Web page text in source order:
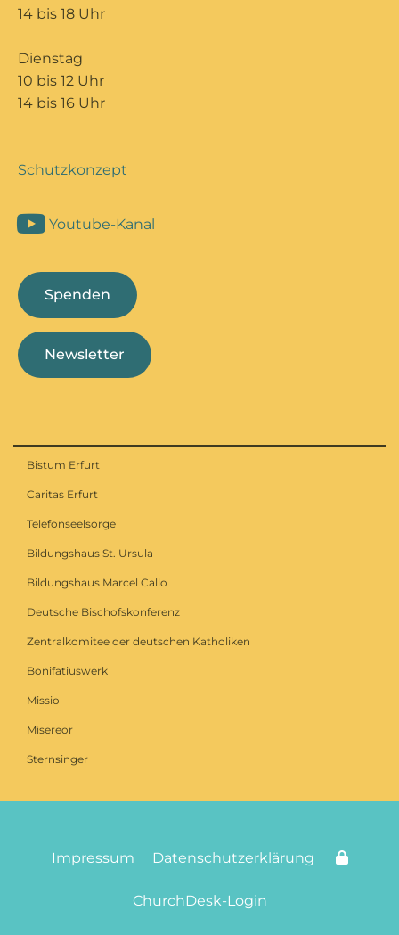
14 bis 18 Uhr
Dienstag
10 bis 12 Uhr
14 bis 16 Uhr
Schutzkonzept
Youtube-Kanal
Spenden
Newsletter
Bistum Erfurt
Caritas Erfurt
Telefonseelsorge
Bildungshaus St. Ursula
Bildungshaus Marcel Callo
Deutsche Bischofskonferenz
Zentralkomitee der deutschen Katholiken
Bonifatiuswerk
Missio
Misereor
Sternsinger
Impressum Datenschutzerklärung
ChurchDesk-Login